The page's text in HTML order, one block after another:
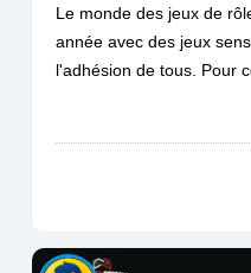
Le monde des jeux de
année avec des jeux
l'adhésion de tous. Pour